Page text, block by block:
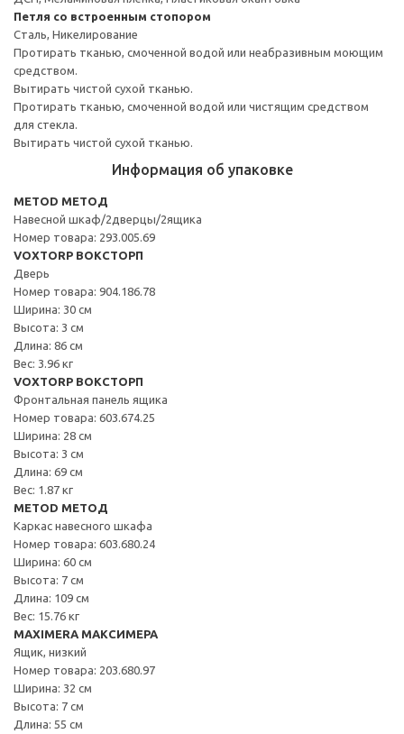
Петля со встроенным стопором
Сталь, Никелирование
Протирать тканью, смоченной водой или неабразивным моющим
средством.
Вытирать чистой сухой тканью.
Протирать тканью, смоченной водой или чистящим средством
для стекла.
Вытирать чистой сухой тканью.
Информация об упаковке
METOD МЕТОД
Навесной шкаф/2дверцы/2ящика
Номер товара: 293.005.69
VOXTORP ВОКСТОРП
Дверь
Номер товара: 904.186.78
Ширина: 30 см
Высота: 3 см
Длина: 86 см
Вес: 3.96 кг
VOXTORP ВОКСТОРП
Фронтальная панель ящика
Номер товара: 603.674.25
Ширина: 28 см
Высота: 3 см
Длина: 69 см
Вес: 1.87 кг
METOD МЕТОД
Каркас навесного шкафа
Номер товара: 603.680.24
Ширина: 60 см
Высота: 7 см
Длина: 109 см
Вес: 15.76 кг
MAXIMERA МАКСИМЕРА
Ящик, низкий
Номер товара: 203.680.97
Ширина: 32 см
Высота: 7 см
Длина: 55 см